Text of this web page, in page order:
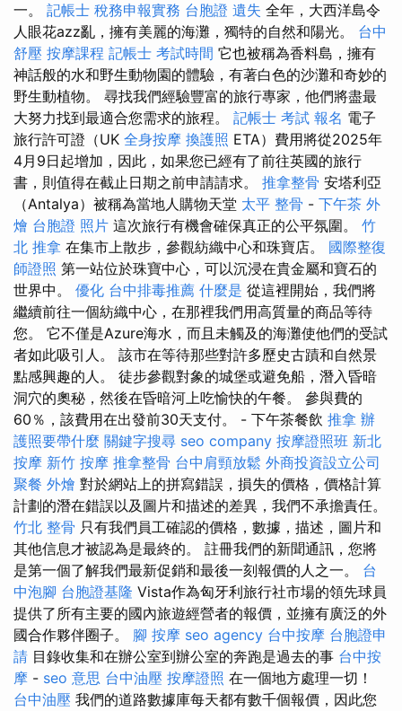
一。 記帳士 稅務申報實務 台胞證 遺失 全年，大西洋島令
人眼花azz亂，擁有美麗的海灘，獨特的自然和陽光。 台中
舒壓 按摩課程 記帳士 考試時間 它也被稱為香料島，擁有
神話般的水和野生動物園的體驗，有著白色的沙灘和奇妙的
野生動植物。 尋找我們經驗豐富的旅行專家，他們將盡最
大努力找到最適合您需求的旅程。 記帳士 考試 報名 電子
旅行許可證（UK 全身按摩 換護照 ETA）費用將從2025年
4月9日起增加，因此，如果您已經有了前往英國的旅行
書，則值得在截止日期之前申請請求。 推拿整骨 安塔利亞
（Antalya）被稱為當地人購物天堂 太平 整骨 - 下午茶 外
燴 台胞證 照片 這次旅行有機會確保真正的公平氛圍。 竹
北 推拿 在集市上散步，參觀紡織中心和珠寶店。 國際整復
師證照 第一站位於珠寶中心，可以沉浸在貴金屬和寶石的
世界中。 優化 台中排毒推薦 什麼是 從這裡開始，我們將
繼續前往一個紡織中心，在那裡我們用高質量的商品等待
您。 它不僅是Azure海水，而且未觸及的海灘使他們的受試
者如此吸引人。 該市在等待那些對許多歷史古蹟和自然景
點感興趣的人。 徒步參觀對象的城堡或避免船，潛入昏暗
洞穴的奧秘，然後在昏暗河上吃愉快的午餐。 參與費的
60％，該費用在出發前30天支付。 - 下午茶餐飲 推拿 辦
護照要帶什麼 關鍵字搜尋 seo company 按摩證照班 新北
按摩 新竹 按摩 推拿整骨 台中肩頸放鬆 外商投資設立公司
聚餐 外燴 對於網站上的拼寫錯誤，損失的價格，價格計算
計劃的潛在錯誤以及圖片和描述的差異，我們不承擔責任。
竹北 整骨 只有我們員工確認的價格，數據，描述，圖片和
其他信息才被認為是最終的。 註冊我們的新聞通訊，您將
是第一個了解我們最新促銷和最後一刻報價的人之一。 台
中泡腳 台胞證基隆 Vista作為匈牙利旅行社市場的領先球員
提供了所有主要的國內旅遊經營者的報價，並擁有廣泛的外
國合作夥伴圈子。 腳 按摩 seo agency 台中按摩 台胞證申
請 目錄收集和在辦公室到辦公室的奔跑是過去的事 台中按
摩 - seo 意思 台中油壓 按摩證照 在一個地方處理一切！
台中油壓 我們的道路數據庫每天都有數千個報價，因此您